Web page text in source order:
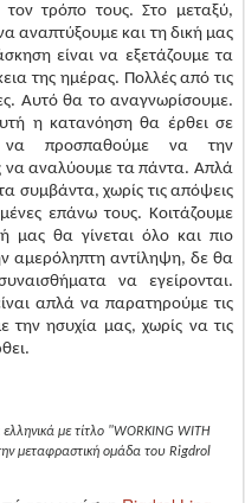
η κατανόηση θα έρθει σε
να προσπαθούμε να την
να αναλύουμε τα πάντα. Απλά
συμβάντα, χωρίς τις απόψεις
επάνω τους. Κοιτάζουμε
μας θα γίνεται όλο και πιο
αμερόληπτη αντίληψη, δε θα
να εγείρονται.
απλά να παρατηρούμε τις
την ησυχία μας, χωρίς να τις
με τίτλο "WORKING WITH
μεταφραστική ομάδα του Rigdrol